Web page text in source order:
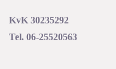
KvK 30235292
Tel. 06-25520563